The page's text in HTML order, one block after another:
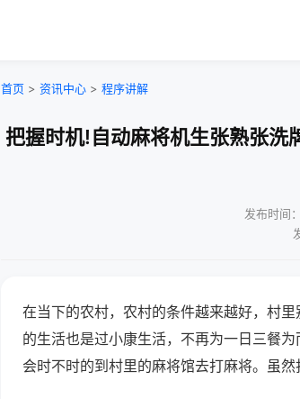
首页 > 资讯中心 > 程序讲解
把握时机!自动麻将机生张熟张洗
发布时间
在当下的农村，农村的条件越来越好，村
的生活也是过小康生活，不再为一日三餐
会时不时的到村里的麻将馆去打麻将。虽